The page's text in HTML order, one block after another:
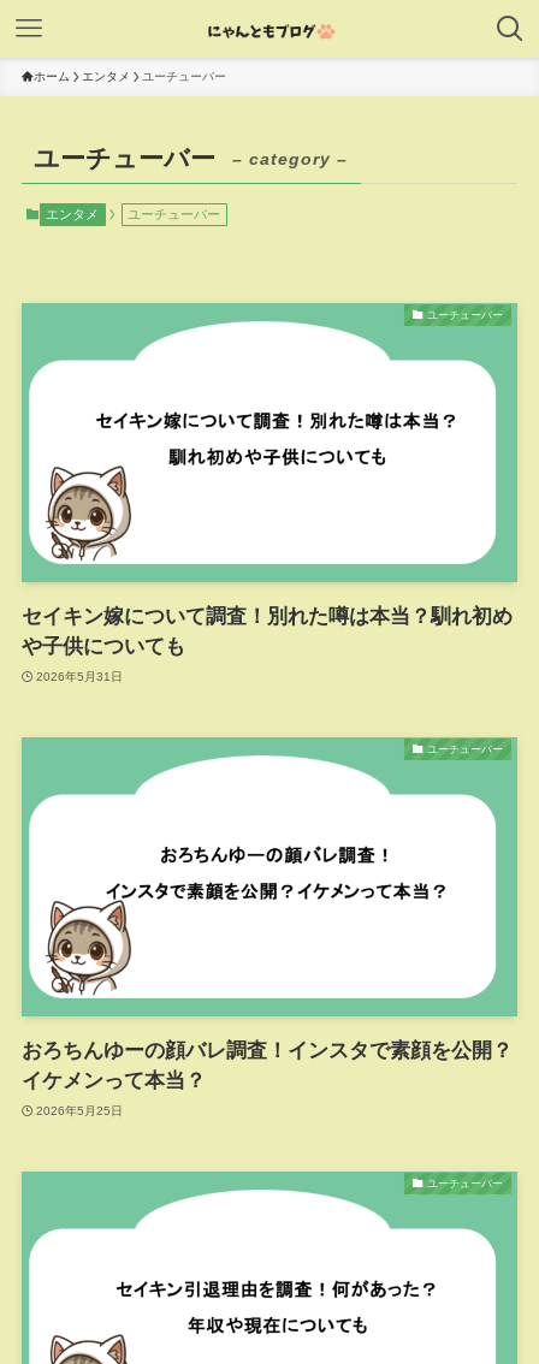
ホーム エンタメ ユーチューバー
ユーチューバー – category –
エンタメ ユーチューバー
ユーチューバー
セイキン嫁について調査！別れた噂は本当？馴れ初め
や子供についても
2026年5月31日
ユーチューバー
おろちんゆーの顔バレ調査！インスタで素顔を公開？
イケメンって本当？
2026年5月25日
ユーチューバー